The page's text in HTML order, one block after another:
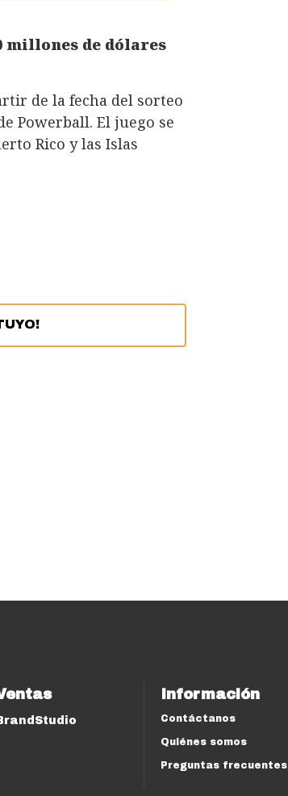
millones de dólares
de la fecha del sorteo
Powerball. El juego se
Rico y las Islas
Información
Contáctanos
Quiénes somos
Preguntas frecuentes